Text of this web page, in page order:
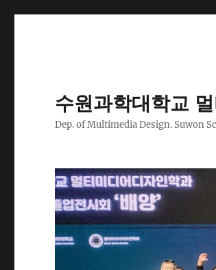
수원과학대학교
Dep. of Multimedia Design. Suwon